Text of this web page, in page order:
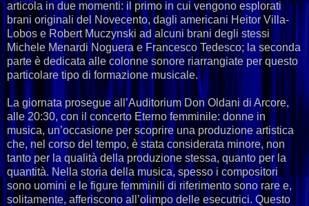
articola in due momenti: il primo in cui vengono esplorati
brani originali del Novecento, dagli americani Heitor Villa-
Lobos e Robert Muczynski ad alcuni brani degli stessi
Michele Menardi Noguera e Francesco Tedesco; la seconda
parte è dedicata alle colonne sonore riarrangiate per questo
particolare tipo di formazione musicale.
La giornata prosegue all’Auditorium Don Oldani di Arcore,
alle 20:30, con il concerto Eterno femminile: donne in
musica, un’occasione per scoprire una produzione artistica
che, nel corso del tempo, è stata considerata minore, non
tanto per la qualità della produzione stessa, quanto per la
quantità. Nella storia della musica, spesso i compositori
sono uomini e le figure femminili di riferimento sono rare e,
solitamente, afferiscono all’olimpo delle esecutrici. Questo